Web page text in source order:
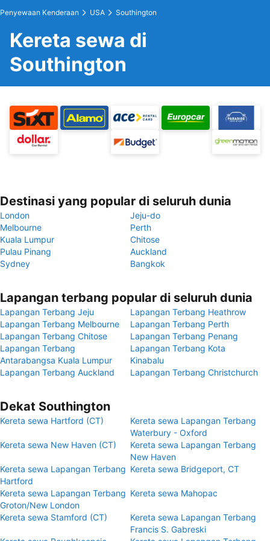
Penyewaan Kenderaan USA Southington
Kereta sewa di
Southington
Destinasi yang popular di seluruh dunia
London
Jeju-do
Melbourne
Perth
Kuala Lumpur
Chitose
Pulau Pinang
Auckland
Sydney
Bangkok
Lapangan terbang popular di seluruh dunia
Lapangan Terbang Jeju
Lapangan Terbang Heathrow
Lapangan Terbang Melbourne
Lapangan Terbang Perth
Lapangan Terbang Chitose
Lapangan Terbang Penang
Lapangan Terbang
Antarabangsa Kuala Lumpur
Lapangan Terbang Kota
Kinabalu
Lapangan Terbang Auckland
Lapangan Terbang Christchurch
Dekat Southington
Kereta sewa Hartford (CT)
Kereta sewa Lapangan Terbang
Waterbury - Oxford
Kereta sewa New Haven (CT)
Kereta sewa Lapangan Terbang
New Haven
Kereta sewa Lapangan Terbang
Hartford
Kereta sewa Bridgeport, CT
Kereta sewa Lapangan Terbang
Groton/New London
Kereta sewa Mahopac
Kereta sewa Stamford (CT)
Kereta sewa Lapangan Terbang
Francis S. Gabreski